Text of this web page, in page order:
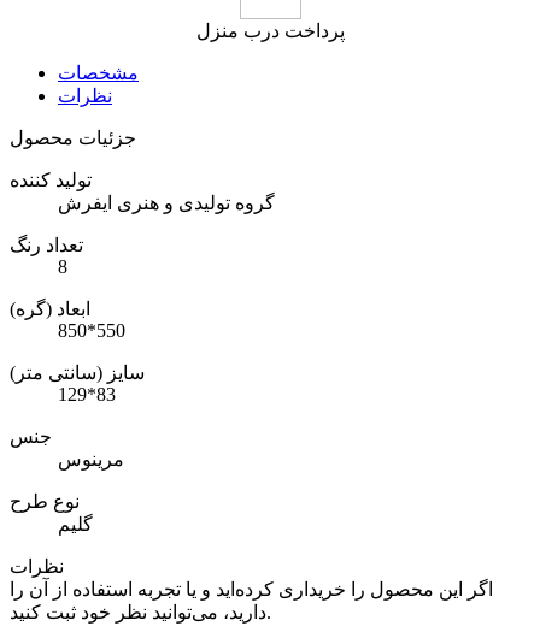
پرداخت درب منزل
مشخصات
نظرات
جزئیات محصول
تولید کننده
گروه تولیدی و هنری ایفرش
تعداد رنگ
8
ابعاد (گره)
850*550
سایز (سانتی متر)
129*83
جنس
مرینوس
نوع طرح
گلیم
نظرات
اگر این محصول را خریداری کرده‌اید و یا تجربه استفاده از آن را
دارید، می‌توانید نظر خود ثبت کنید.